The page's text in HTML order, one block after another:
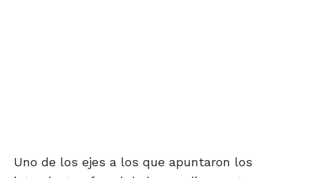
Uno de los ejes a los que apuntaron los